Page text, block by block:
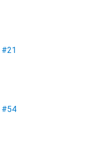
#21
#54